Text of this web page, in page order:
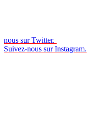
nous sur Twitter.
Suivez-nous sur Instagram.